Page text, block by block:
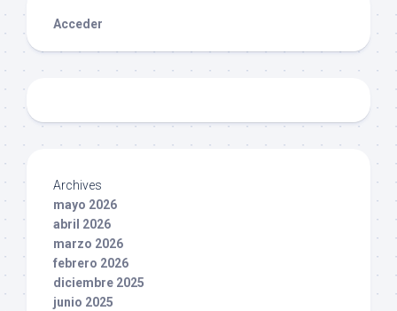
Acceder
Archives
mayo 2026
abril 2026
marzo 2026
febrero 2026
diciembre 2025
junio 2025